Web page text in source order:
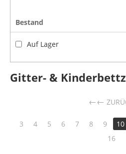
Bestand
Auf Lager
Gitter- &
←
3 4 5 6 7 8 9 10
16